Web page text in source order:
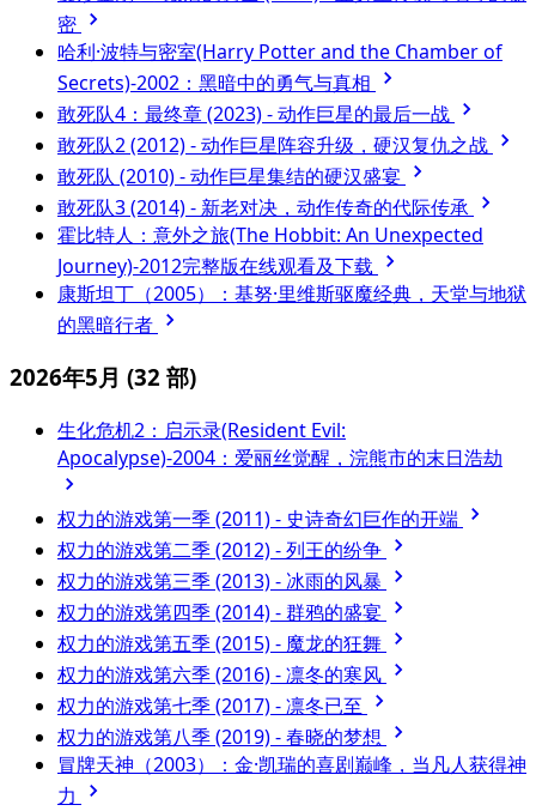
密
哈利·波特与密室(Harry Potter and the Chamber of
Secrets)-2002：黑暗中的勇气与真相
敢死队4：最终章 (2023) - 动作巨星的最后一战
敢死队2 (2012) - 动作巨星阵容升级，硬汉复仇之战
敢死队 (2010) - 动作巨星集结的硬汉盛宴
敢死队3 (2014) - 新老对决，动作传奇的代际传承
霍比特人：意外之旅(The Hobbit: An Unexpected
Journey)-2012完整版在线观看及下载
康斯坦丁（2005）：基努·里维斯驱魔经典，天堂与地狱
的黑暗行者
2026年5月 (32 部)
生化危机2：启示录(Resident Evil:
Apocalypse)-2004：爱丽丝觉醒，浣熊市的末日浩劫
权力的游戏第一季 (2011) - 史诗奇幻巨作的开端
权力的游戏第二季 (2012) - 列王的纷争
权力的游戏第三季 (2013) - 冰雨的风暴
权力的游戏第四季 (2014) - 群鸦的盛宴
权力的游戏第五季 (2015) - 魔龙的狂舞
权力的游戏第六季 (2016) - 凛冬的寒风
权力的游戏第七季 (2017) - 凛冬已至
权力的游戏第八季 (2019) - 春晓的梦想
冒牌天神（2003）：金·凯瑞的喜剧巅峰，当凡人获得神
力